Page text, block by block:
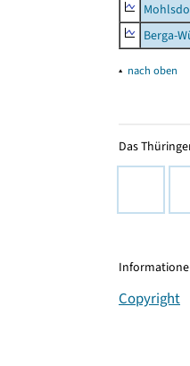
Berga-
▴ nach oben
Das
Copyright